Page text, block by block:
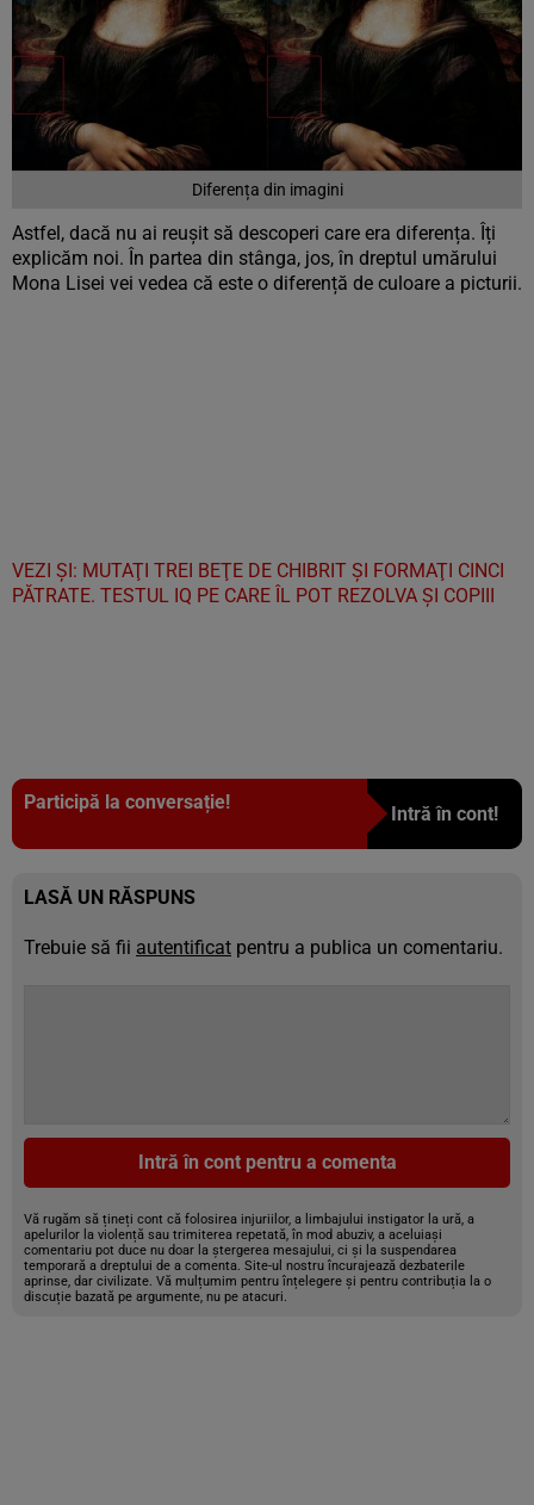
Diferența din imagini
Astfel, dacă nu ai reușit să descoperi care era diferența. Îți
explicăm noi. În partea din stânga, jos, în dreptul umărului
Mona Lisei vei vedea că este o diferență de culoare a picturii.
VEZI ȘI: MUTAŢI TREI BEŢE DE CHIBRIT ŞI FORMAŢI CINCI
PĂTRATE. TESTUL IQ PE CARE ÎL POT REZOLVA ŞI COPIII
Participă la conversație!
Intră în cont!
LASĂ UN RĂSPUNS
Trebuie să fii autentificat pentru a publica un comentariu.
Intră în cont pentru a comenta
Vă rugăm să țineți cont că folosirea injuriilor, a limbajului instigator la ură, a
apelurilor la violență sau trimiterea repetată, în mod abuziv, a aceluiași
comentariu pot duce nu doar la ștergerea mesajului, ci și la suspendarea
temporară a dreptului de a comenta. Site-ul nostru încurajează dezbaterile
aprinse, dar civilizate. Vă mulțumim pentru înțelegere și pentru contribuția la o
discuție bazată pe argumente, nu pe atacuri.